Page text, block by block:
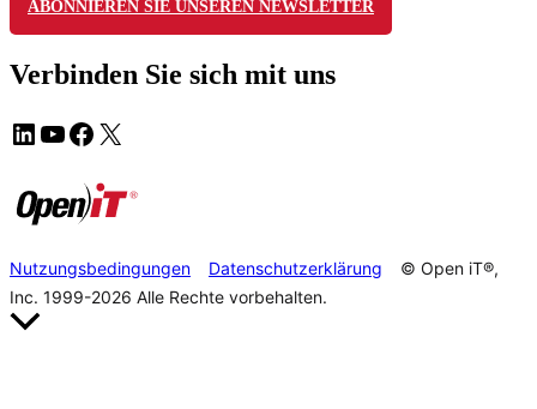
ABONNIEREN SIE UNSEREN NEWSLETTER
Verbinden Sie sich mit uns
Nutzungsbedingungen Datenschutzerklärung
© Open iT®,
Inc. 1999-2026 Alle Rechte vorbehalten.